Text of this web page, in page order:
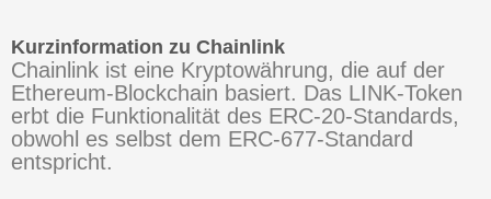
Kurzinformation zu Chainlink
Chainlink ist eine Kryptowährung, die auf der
Ethereum-Blockchain basiert. Das LINK-Token
erbt die Funktionalität des ERC-20-Standards,
obwohl es selbst dem ERC-677-Standard
entspricht.